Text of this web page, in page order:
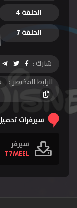
الحلقة 4
الحلقة 7
شارك :
الرابط المختصر :
سيرفرات
سيرفر
T7MEEL